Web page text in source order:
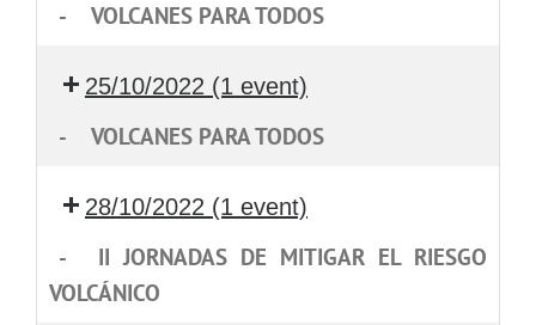
- VOLCANES PARA TODOS
25/10/2022 (1 event)
- VOLCANES PARA TODOS
28/10/2022 (1 event)
-
II JORNADAS DE MITIGAR EL RIESGO
VOLCÁNICO